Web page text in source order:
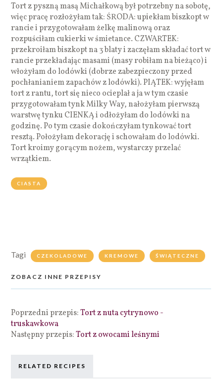
Tort z pyszną masą Michałkową był potrzebny na sobotę,
więc pracę rozłożyłam tak: ŚRODA: upiekłam biszkopt w
rancie i przygotowałam żelkę malinową oraz
rozpuściłam cukierki w śmietance. CZWARTEK:
przekroiłam biszkopt na 3 blaty i zaczęłam składać tort w
rancie przekładając masami (masy robiłam na bieżąco) i
włożyłam do lodówki (dobrze zabezpieczony przed
pochłanianiem zapachów z lodówki). PIĄTEK: wyjęłam
tort z rantu, tort się nieco ocieplał a ja w tym czasie
przygotowałam tynk Milky Way, nałożyłam pierwszą
warstwę tynku CIENKĄ i odłożyłam do lodówki na
godzinę. Po tym czasie dokończyłam tynkować tort
resztą. Położyłam dekorację i schowałam do lodówki.
Tort kroimy gorącym nożem, wystarczy przelać
wrzątkiem.
CIASTA
Tagi CZEKOLADOWE KREMOWE ŚWIĄTECZNE
ZOBACZ INNE PRZEPISY
Poprzedni przepis:Tort z nuta cytrynowo -
truskawkowa
Następny przepis:Tort z owocami leśnymi
RELATED RECIPES